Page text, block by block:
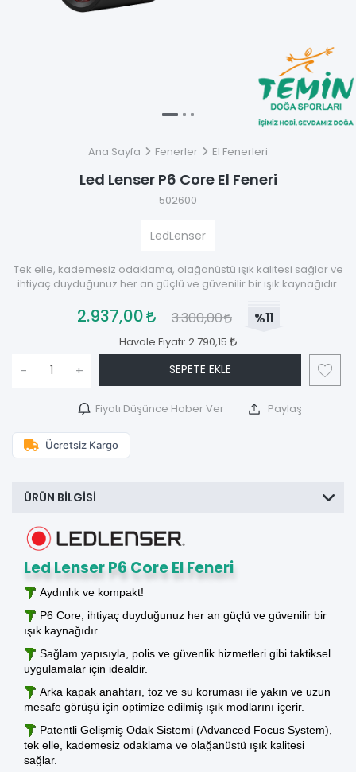
Ana Sayfa Fenerler El Fenerleri
Led Lenser P6 Core El Feneri
502600
LedLenser
Tek elle, kademesiz odaklama, olağanüstü ışık kalitesi sağlar ve
ihtiyaç duyduğunuz her an güçlü ve güvenilir bir ışık kaynağıdır.
2.937,00 3.300,00 %11
Havale Fiyatı: 2.790,15
- + SEPETE EKLE
Fiyatı Düşünce Haber Ver Paylaş
Ücretsiz Kargo
ÜRÜN BILGISI
Led Lenser P6 Core El Feneri
Aydınlık ve kompakt!
P6 Core, ihtiyaç duyduğunuz her an güçlü ve güvenilir bir
ışık kaynağıdır.
Sağlam yapısıyla, polis ve güvenlik hizmetleri gibi taktiksel
uygulamalar için idealdir.
Arka kapak anahtarı, toz ve su koruması ile yakın ve uzun
mesafe görüşü için optimize edilmiş ışık modlarını içerir.
Patentli Gelişmiş Odak Sistemi (Advanced Focus System),
tek elle, kademesiz odaklama ve olağanüstü ışık kalitesi
sağlar.